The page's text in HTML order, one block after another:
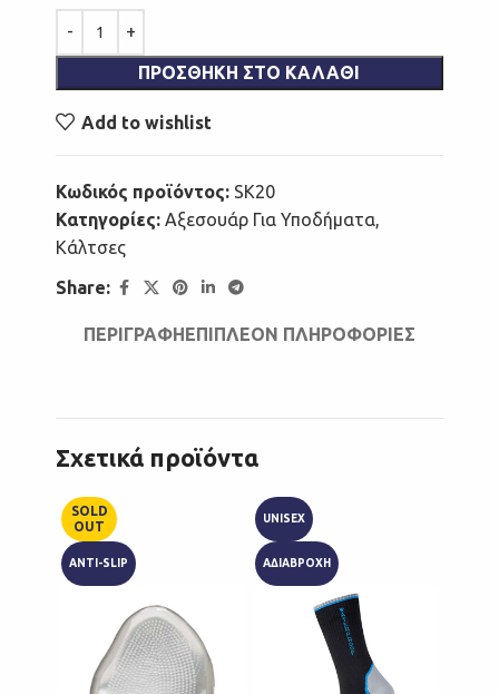
ΠΡΟΣΘΉΚΗ ΣΤΟ ΚΑΛΆΘΙ
Add to wishlist
Κωδικός προϊόντος: SK20
Κατηγορίες: Αξεσουάρ Για Υποδήματα,
Κάλτσες
Share:
ΠΕΡΙΓΡΑΦΉΕΠΙΠΛΈΟΝ ΠΛΗΡΟΦΟΡΊΕΣ
Σχετικά προϊόντα
SOLD
OUT
ANTI-SLIP
UNISEX
ΑΔΙΑΒΡΟΧΗ